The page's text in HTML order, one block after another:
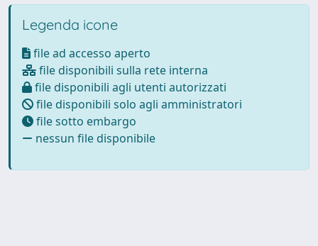
Legenda icone
file ad accesso aperto
file disponibili sulla rete interna
file disponibili agli utenti autorizzati
file disponibili solo agli amministratori
file sotto embargo
nessun file disponibile